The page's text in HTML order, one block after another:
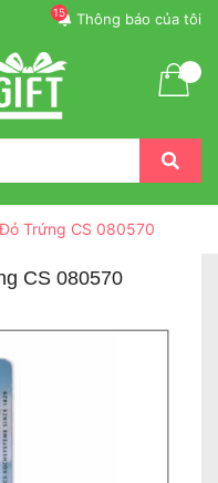
Thông báo của tôi
15
Trứng CS 080570
CS 080570